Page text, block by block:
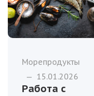
Морепродукты
— 15.01.2026
Работа с